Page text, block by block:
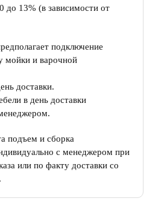
до 13% (в зависимости от
подключение
мойки и варочной
доставки.
в день доставки
подъем и сборка
с менеджером при
или по факту доставки со